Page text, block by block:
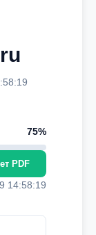
75%
PDF
14:58:19